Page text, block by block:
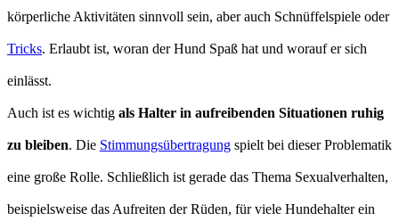
körperliche Aktivitäten sinnvoll sein, aber auch Schnüffelspiele oder
Tricks. Erlaubt ist, woran der Hund Spaß hat und worauf er sich
einlässt.
Auch ist es wichtig als Halter in aufreibenden Situationen ruhig
zu bleiben. Die Stimmungsübertragung spielt bei dieser Problematik
eine große Rolle. Schließlich ist gerade das Thema Sexualverhalten,
beispielsweise das Aufreiten der Rüden, für viele Hundehalter ein